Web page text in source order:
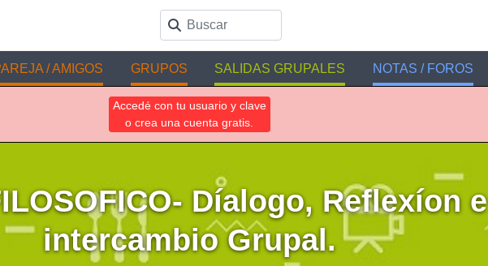
/ AMIGOS GRUPOS SALIDAS GRUPALES NOTAS / FOROS
Accedé con tu usuario y clave
o crea una cuenta gratis.
Díalogo, Reflexíon e
intercambio Grupal.